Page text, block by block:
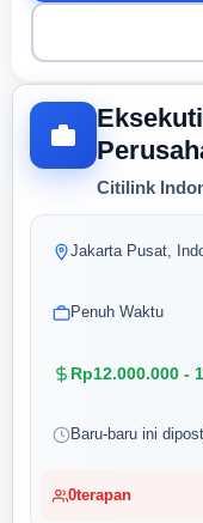
Citilink
Jakarta Pusat,
Penuh Waktu
Rp12.000.000 -
Baru-baru ini
0terapan